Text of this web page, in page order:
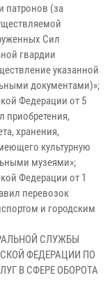
патронов (за
Сил
гвардии
указанной
документами)»;
Федерации от 5
приобретения,
хранения,
культурную
музеями»;
Федерации от 1
перевозок
и городским
СЛУЖБЫ
ФЕДЕРАЦИИ ПО
В СФЕРЕ ОБОРОТА